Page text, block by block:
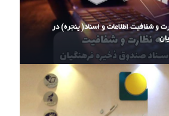
و شفافیت اطلاعات و اسناد( پنجره) در